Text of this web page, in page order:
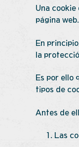
Una
página web.
En
la
Es por ello
tipos de
Antes de
Las